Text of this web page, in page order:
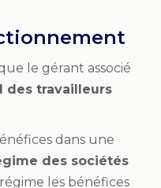
le gérant associé
des travailleurs
dans une
des sociétés
les bénéfices